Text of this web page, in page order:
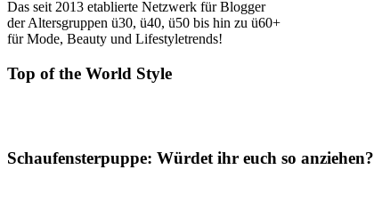
Das seit 2013 etablierte Netzwerk für Blogger
der Altersgruppen ü30, ü40, ü50 bis hin zu ü60+
für Mode, Beauty und Lifestyletrends!
Top of the World Style
Schaufensterpuppe: Würdet ihr euch so anziehen?